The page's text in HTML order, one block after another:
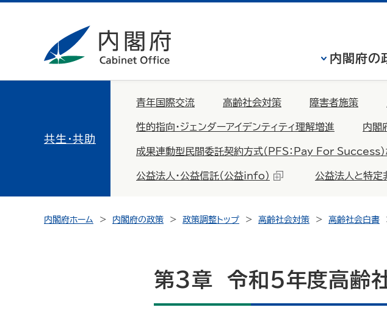
内閣府の
共生・共助
青年国際交流 高齢社会対策 障害者施策
性的指向・ジェンダーアイデンティティ理解増進 内閣
成果連動型民間委託契約方式（PFS：Pay For Success）
公益法人・公益信託（公益info） 公益法人と特定
内閣府ホーム 内閣府の政策 政策調整トップ 高齢社会対策 高齢社会白書
第3章 令和5年度高齢社